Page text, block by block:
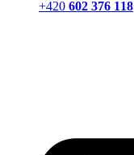
+420 602 376 118